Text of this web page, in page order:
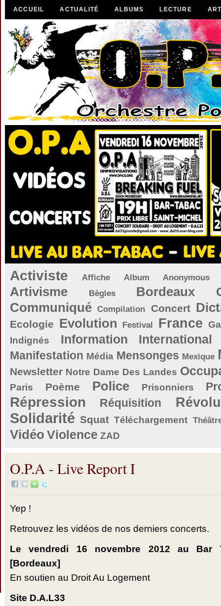
ACCUEIL ACTUALITÉ ALBUMS LECTURE
Activiste Affiche Album Anonymous
Artivisme Bègles Bordeaux
Communiqué Compilation Concert
Ecologie Evolution Festival France
Indignés
Information International
Manifestation Média Mensonges Mexique
Newsletter Notre Dame Des Landes
Paris Poème Police Prisonniers
Répression Réquisition
Solidarité Squat Téléchargement
Vidéo Violence ZAD
O.P.A - Live Report I
Yep !
Retrouvez les vidéos de nos derniers concerts.
Le vendredi 16 novembre 2012 au Bar
[Bordeaux]
En soutien au Droit Au Logement
Site D.A.L33